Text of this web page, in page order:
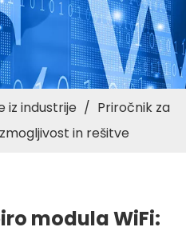
iz industrije / Priročnik za
in rešitve
modula WiFi: